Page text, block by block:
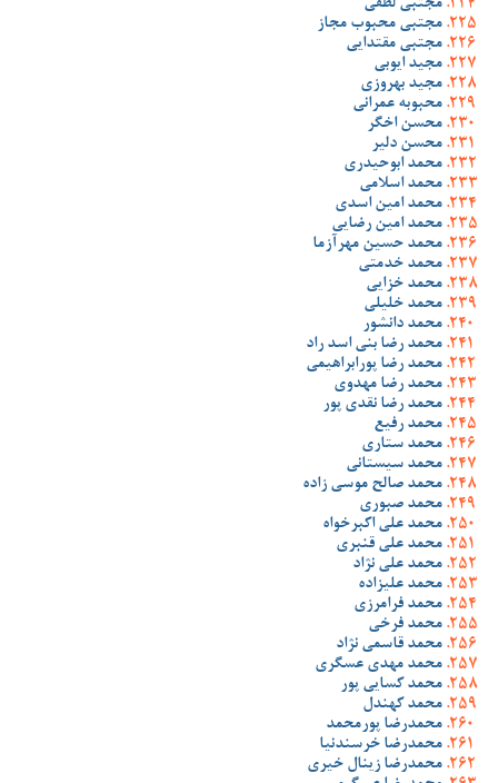
مجتبی لطفی
مجتبی محبوب مجاز
مجتبی مقتدایی
مجید ایوبی
مجید بهروزی
محبوبه عمرانی
محسن اخگر
محسن دلیر
محمد ابوحیدری
محمد اسلامی
محمد امین اسدی
محمد امین رضایی
محمد حسین مهرآزما
محمد خدمتی
محمد خزایی
محمد خلیلی
محمد دانشور
محمد رضا بنی اسد راد
محمد رضا پورابراهیمی
محمد رضا مهدوی
محمد رضا نقدی پور
محمد رفیع
محمد ستاری
محمد سیستانی
محمد صالح موسی زاده
محمد صبوری
محمد علی اکبرخواه
محمد علی قنبری
محمد علی نژاد
محمد علیزاده
محمد فرامرزی
محمد فرخی
محمد قاسمی نژاد
محمد مهدی عسگری
محمد کسایی پور
محمد کهندل
محمدرضا پورمحمد
محمدرضا خرسندنیا
محمدرضا زینال خیری